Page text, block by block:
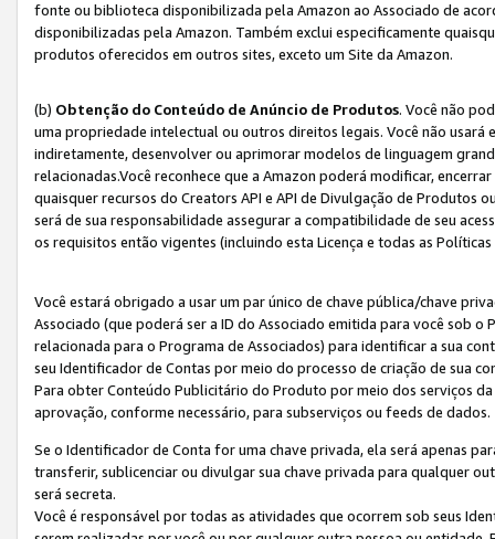
fonte ou biblioteca disponibilizada pela Amazon ao Associado de
disponibilizadas pela Amazon. Também exclui especificamente
produtos oferecidos em outros sites, exceto um Site da Amazon.
(b) Obtenção do Conteúdo de Anúncio de Produtos. Você não
uma propriedade intelectual ou outros direitos legais. Você não
indiretamente, desenvolver ou aprimorar modelos de linguagem
relacionadas.Você reconhece que a Amazon poderá modificar,
quaisquer recursos do Creators API e API de Divulgação de Produtos
será de sua responsabilidade assegurar a compatibilidade de seu
os requisitos então vigentes (incluindo esta Licença e todas as
Você estará obrigado a usar um par único de chave pública/chave
Associado (que poderá ser a ID do Associado emitida para você sob
relacionada para o Programa de Associados) para identificar a sua
seu Identificador de Contas por meio do processo de criação de sua
Para obter Conteúdo Publicitário do Produto por meio dos serviços
aprovação, conforme necessário, para subserviços ou feeds de dados.
Se o Identificador de Conta for uma chave privada, ela será apenas
transferir, sublicenciar ou divulgar sua chave privada para qualquer
será secreta.
Você é responsável por todas as atividades que ocorrem sob seus